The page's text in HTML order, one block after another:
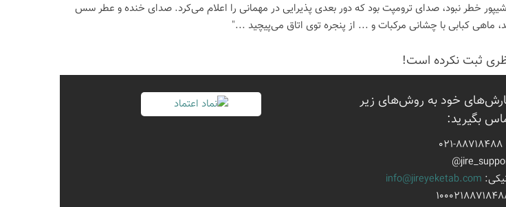
خطر نبود، صدای ترومپت بود که دور بعدی پذیرایی در مهمانی را اعلام می‌کرد. صدای خنده و عطر سس
ماهی کبابی با چشانی مرکبات و ... از پنجره توی اتاق می‌پیچید ..."
ثبت نكرده است!
خود به روش‌های زیر
بگیرید:
021-88718488
info@jireyeketab.com